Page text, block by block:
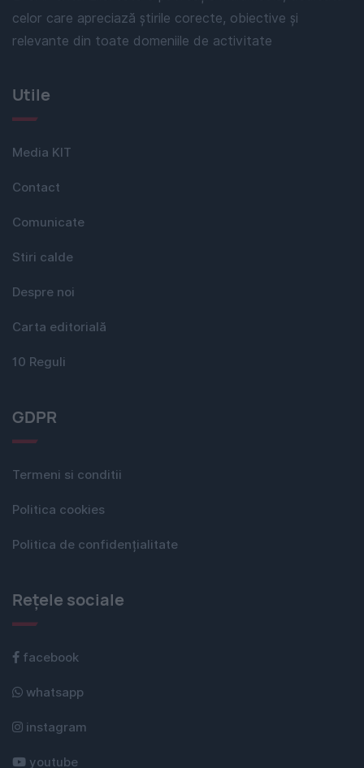
celor care apreciază știrile corecte, obiective și
relevante din toate domeniile de activitate
Utile
Media KIT
Contact
Comunicate
Stiri calde
Despre noi
Carta editorială
10 Reguli
GDPR
Termeni si conditii
Politica cookies
Politica de confidențialitate
Rețele sociale
facebook
whatsapp
instagram
youtube